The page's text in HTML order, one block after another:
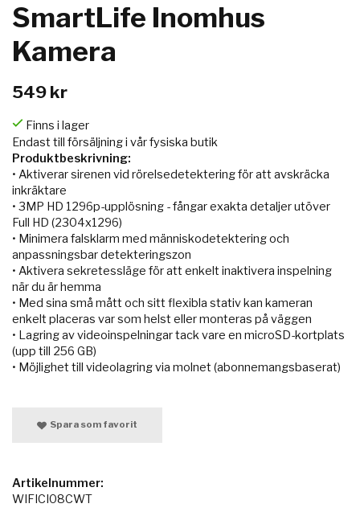
SmartLife Inomhus
Kamera
549 kr
Finns i lager
Endast till försäljning i vår fysiska butik
Produktbeskrivning:
• Aktiverar sirenen vid rörelsedetektering för att avskräcka
inkräktare
• 3MP HD 1296p-upplösning - fångar exakta detaljer utöver
Full HD (2304x1296)
• Minimera falsklarm med människodetektering och
anpassningsbar detekteringszon
• Aktivera sekretessläge för att enkelt inaktivera inspelning
när du är hemma
• Med sina små mått och sitt flexibla stativ kan kameran
enkelt placeras var som helst eller monteras på väggen
• Lagring av videoinspelningar tack vare en microSD-kortplats
(upp till 256 GB)
• Möjlighet till videolagring via molnet (abonnemangsbaserat)
Spara som favorit
Artikelnummer:
WIFICI08CWT